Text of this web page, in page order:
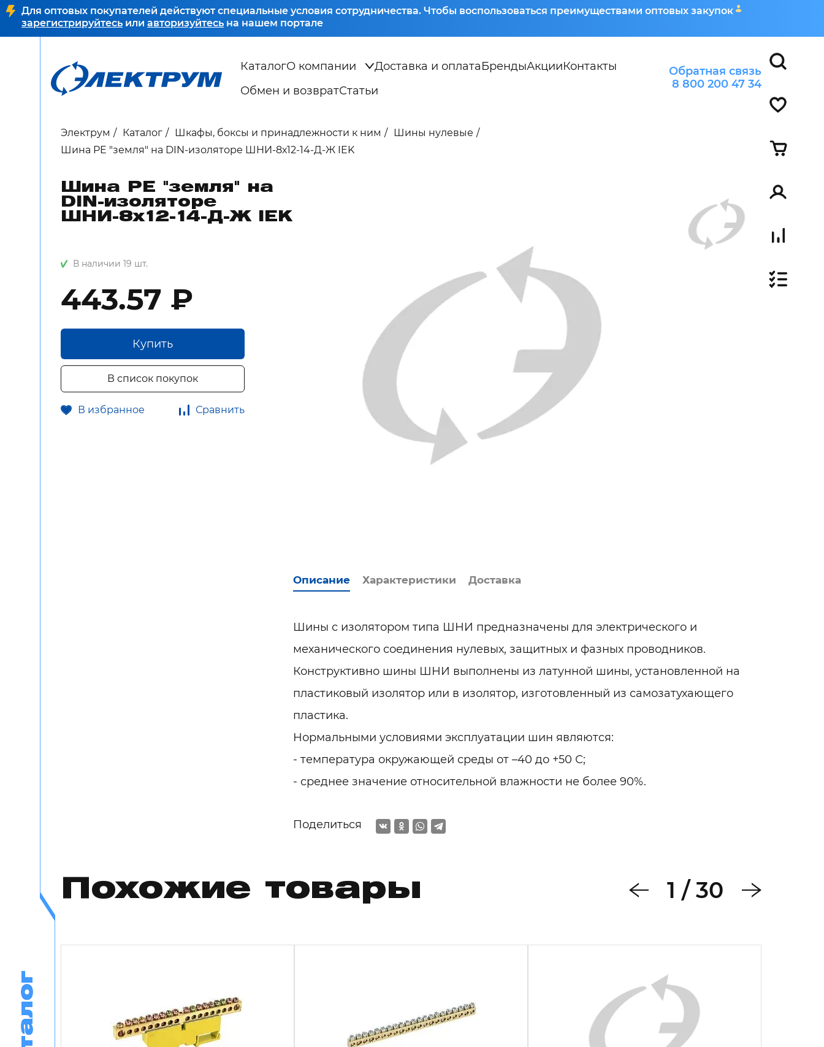
Для оптовых покупателей действуют специальные условия сотрудничества. Чтобы воспользоваться преимуществами оптовых закупок
зарегистрируйтесь или авторизуйтесь на нашем портале
КаталогО компании Доставка и оплатаБрендыАкцииКонтакты
Обмен и возвратСтатьи
Обратная связь
8 800 200 47 34
Электрум Каталог Шкафы, боксы и принадлежности к ним
Шины нулевые
Шина PE "земля" на DIN-изоляторе ШНИ-8х12-14-Д-Ж IEK
Шина PE "земля" на
DIN-изоляторе
ШНИ-8х12-14-Д-Ж IEK
В наличии 19 шт.
443.57 ₽
Купить
В список покупок
В избранное Сравнить
Описание Характеристики Доставка
Шины с изолятором типа ШНИ предназначены для электрического и
механического соединения нулевых, защитных и фазных проводников.
Конструктивно шины ШНИ выполнены из латунной шины, установленной на
пластиковый изолятор или в изолятор, изготовленный из самозатухающего
пластика.
Нормальными условиями эксплуатации шин являютcя:
- температура окружающей среды от –40 до +50 С;
- среднее значение относительной влажности не более 90%.
Поделиться
Похожие товары 1 / 30